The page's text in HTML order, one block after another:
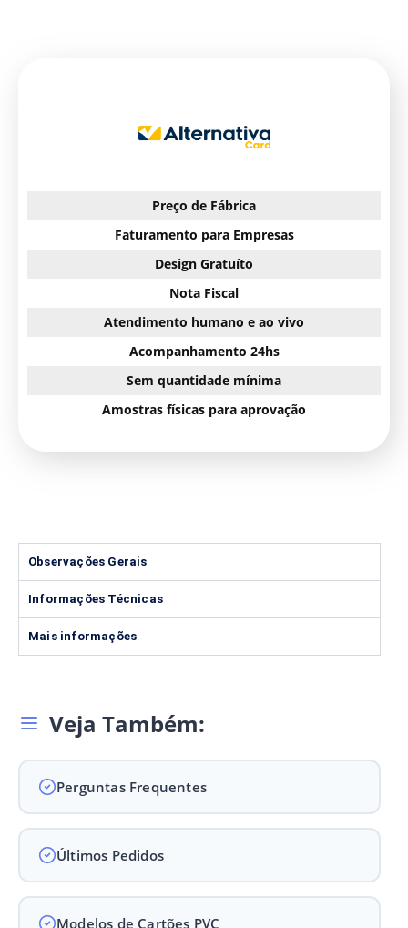
Preço de Fábrica
Faturamento para Empresas
Design Gratuíto
Nota Fiscal
Atendimento humano e ao vivo
Acompanhamento 24hs
Sem quantidade mínima
Amostras físicas para aprovação
Observações Gerais
Informações Técnicas
Mais informações
Veja Também:
Perguntas Frequentes
Últimos Pedidos
Modelos de Cartões PVC